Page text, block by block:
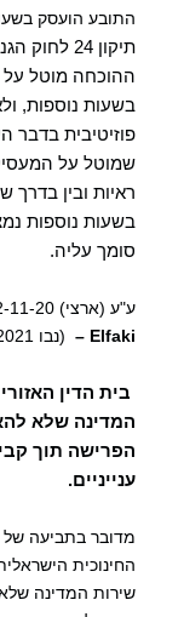
התובע הועסק
תיקון 24
ההוכחה מוטל
בשעות נוספות,
פוזיטיבית בדבר
שמוטל על
ראיות ובין
בשעות נוספות
סומך עליה.
ע"ע (ארצי) 31492-11-20
Elfaki –
(נבו 29.06.2021).‏‏
בית הדין
המדינה שלא
הפרישה תוך
ענייניים.
מדובר בתביעה של
החינוכית
שירות המדינה